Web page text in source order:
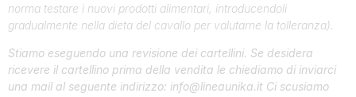
norma testare i nuovi prodotti alimentari, introducendoli
gradualmente nella dieta del cavallo per valutarne la tolleranza).
Stiamo eseguendo una revisione dei cartellini. Se desidera
ricevere il cartellino prima della vendita le chiediamo di inviarci
una mail al seguente indirizzo: info@lineaunika.it Ci scusiamo